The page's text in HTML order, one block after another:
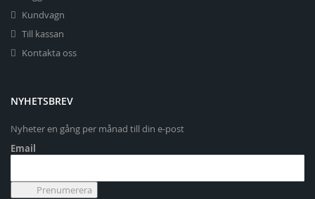
Kundvagn
Till kassan
Kontakta oss
NYHETSBREV
Nyheter en gång per månad till din e-post
Email